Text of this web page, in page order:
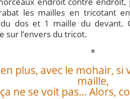
les mailles en tricotant
dos et 1 maille du devant.
sur l’envers du tricot.
*
en plus, avec le mohair, si
maille,
ça ne se voit pas… Alors,